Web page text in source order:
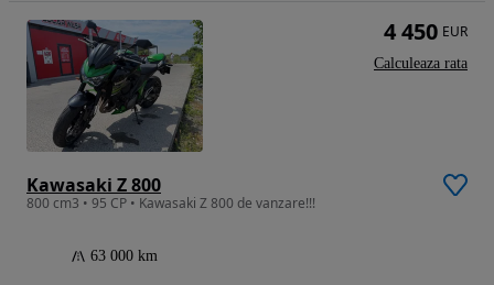
Kawasaki Z 800
800 cm3 • 95 CP • Kawasaki Z 800 de vanzare!!!
63 000 km
4 450 EUR
Calculeaza rata